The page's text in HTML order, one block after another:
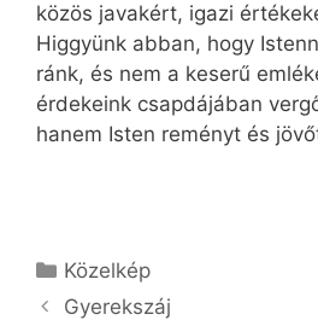
közös javakért, igazi
Higgyünk abban, hogy
ránk, és nem a keserű
érdekeink csapdájában
hanem Isten reményt és
Kategória
Közelkép
Gyerekszáj